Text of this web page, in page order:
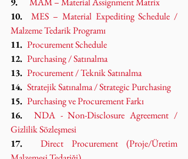
10. MES – Material Expediting Schedule /
Malzeme Tedarik Programı
11. Procurement Schedule
12. Purchasing / Satınalma
13. Procurement / Teknik Satınalma
14. Stratejik Satınalma / Strategic Purchasing
15. Purchasing ve Procurement Farkı
16. NDA - Non-Disclosure Agreement /
Gizlilik Sözleşmesi
17. Direct Procurement (Proje/Üretim